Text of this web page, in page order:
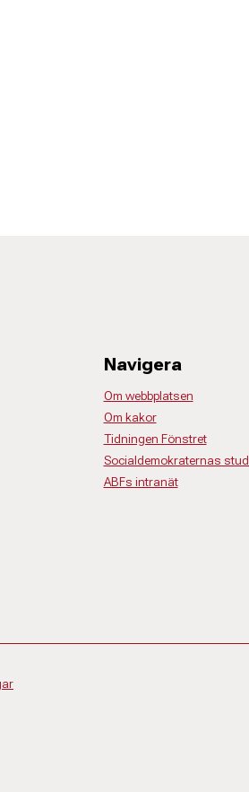
Navigera
Om webbplatsen
Om kakor
Tidningen Fönstret
Socialdemokraternas
ABFs intranät